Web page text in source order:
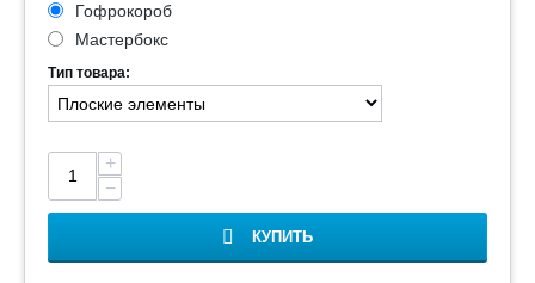
Гофрокороб
Мастербокс
Тип товара:
+
−
КУПИТЬ